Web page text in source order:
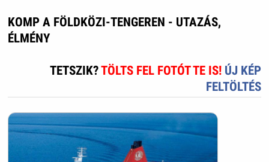
KOMP A FÖLDKÖZI-TENGEREN - UTAZÁS,
ÉLMÉNY
TETSZIK?TÖLTS FEL FOTÓT TE IS! ÚJ KÉP
FELTÖLTÉS